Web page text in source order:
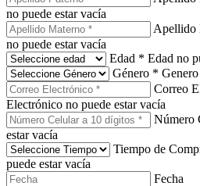
no puede estar vacía
Apellido
no puede estar vacía
Edad * Edad no
Género *
Correo
Electrónico no puede estar vacía
Número
estar vacía
Tiempo de
puede estar vacía
Fecha